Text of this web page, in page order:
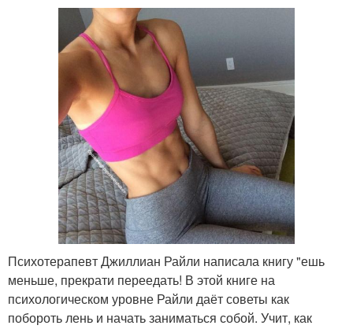
Психотерапевт Джиллиан Райли написала книгу "ешь
меньше, прекрати переедать! В этой книге на
психологическом уровне Райли даёт советы как
побороть лень и начать заниматься собой. Учит, как